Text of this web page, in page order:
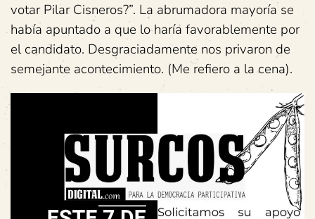
votar Pilar Cisneros?”. La abrumadora mayoría se
había apuntado a que lo haría favorablemente por
el candidato. Desgraciadamente nos privaron de
semejante acontecimiento. (Me refiero a la cena).